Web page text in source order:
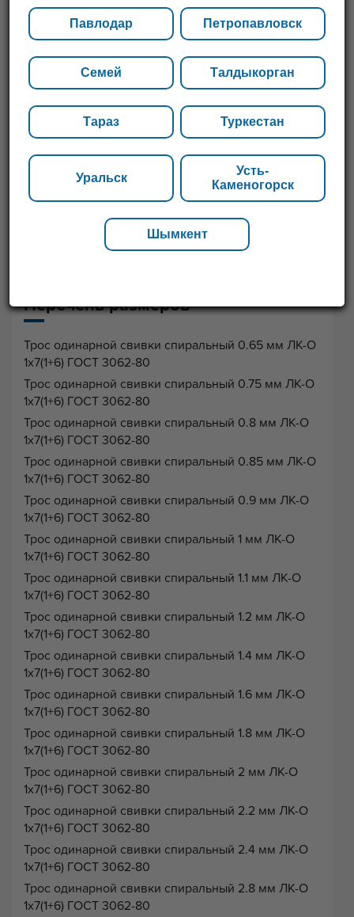
Перечень размеров
Трос одинарной свивки спиральный 0.65 мм ЛК-О
1х7(1+6) ГОСТ 3062-80
Трос одинарной свивки спиральный 0.75 мм ЛК-О
1х7(1+6) ГОСТ 3062-80
Трос одинарной свивки спиральный 0.8 мм ЛК-О
1х7(1+6) ГОСТ 3062-80
Трос одинарной свивки спиральный 0.85 мм ЛК-О
1х7(1+6) ГОСТ 3062-80
Трос одинарной свивки спиральный 0.9 мм ЛК-О
1х7(1+6) ГОСТ 3062-80
Трос одинарной свивки спиральный 1 мм ЛК-О
1х7(1+6) ГОСТ 3062-80
Трос одинарной свивки спиральный 1.1 мм ЛК-О
1х7(1+6) ГОСТ 3062-80
Трос одинарной свивки спиральный 1.2 мм ЛК-О
1х7(1+6) ГОСТ 3062-80
Трос одинарной свивки спиральный 1.4 мм ЛК-О
1х7(1+6) ГОСТ 3062-80
Трос одинарной свивки спиральный 1.6 мм ЛК-О
1х7(1+6) ГОСТ 3062-80
Трос одинарной свивки спиральный 1.8 мм ЛК-О
1х7(1+6) ГОСТ 3062-80
Трос одинарной свивки спиральный 2 мм ЛК-О
1х7(1+6) ГОСТ 3062-80
Трос одинарной свивки спиральный 2.2 мм ЛК-О
1х7(1+6) ГОСТ 3062-80
Трос одинарной свивки спиральный 2.4 мм ЛК-О
1х7(1+6) ГОСТ 3062-80
Трос одинарной свивки спиральный 2.8 мм ЛК-О
1х7(1+6) ГОСТ 3062-80
Павлодар Петропавловск
Семей Талдыкорган
Тараз Туркестан
Уральск
Усть-
Каменогорск
Шымкент